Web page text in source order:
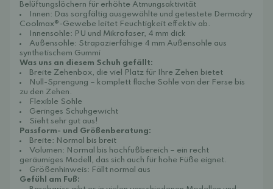
Belüftungslöchern für erhöhte Atmungsaktivität
Innen: Das sorgfältig ausgewählte und getestete Dermodry
Coolmax®-Gewebe leitet Feuchtigkeit effektiv ab.
Innensohle: PU und Mikrofaser, 4 mm dick
Außensohle: Strapazierfähige 4 mm Außensohle aus
synthetischem Gummi
Was uns an diesem Schuh gefällt:
Breite Zehenbox, die viel Platz für Ihre Zehen bietet
Null-Sprengung – komplett flache Sohle von der Ferse bis
zu den Zehen.
Flexible Sohle
Geringes Schuhgewicht
Sieht sehr gut aus!
Passform- und Größenberatung:
Breite: Normal bis breit
Volumen: Normal bis hochfußbereich – ein recht
geräumiges Modell, das sich auch für hohe Füße eignet.
Größenhinweis: Fällt normal aus
Gefühl am Fuß: